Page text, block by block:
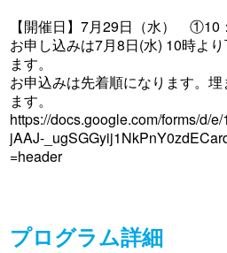
【開催日】7月29日（水）
お申し込みは7月8日(水) 10時よ
ます。
お申込みは先着順になります。
ます。
https://docs.google.com/forms/d/
jAAJ-
=header
プログラム詳細